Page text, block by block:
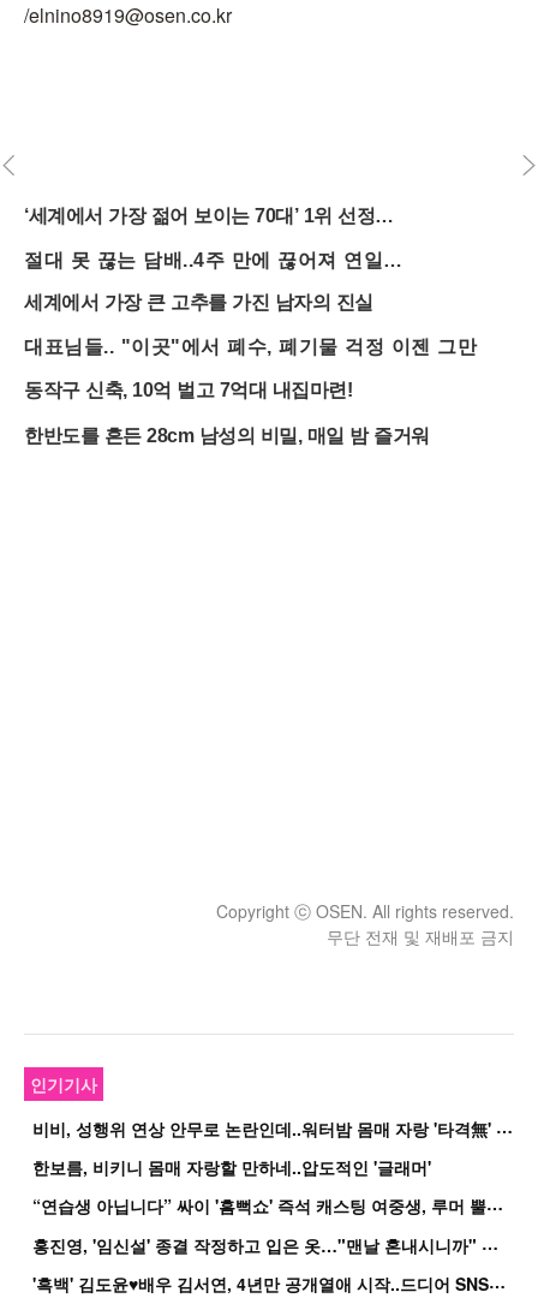
/elnino8919@osen.co.kr
Copyright ⓒ OSEN. All rights reserved.
무단 전재 및 재배포 금지
인기기사
비
비, 성행위 연상 안무로 논란인데..워터밤 몸매 자랑 '타격無' 근황
한보름, 비키니 몸매 자랑할 만하네..압도적인 '글래머'
“
연습생 아닙니다” 싸이 '흠뻑쇼' 즉석 캐스팅 여중생, 루머 뿔났다[Oh!쎈 이...
홍
진영, '임신설' 종결 작정하고 입은 옷…"맨날 혼내시니까" 억울
'
흑백' 김도윤♥배우 김서연, 4년만 공개열애 시작..드디어 SNS에 노출 [핫피...